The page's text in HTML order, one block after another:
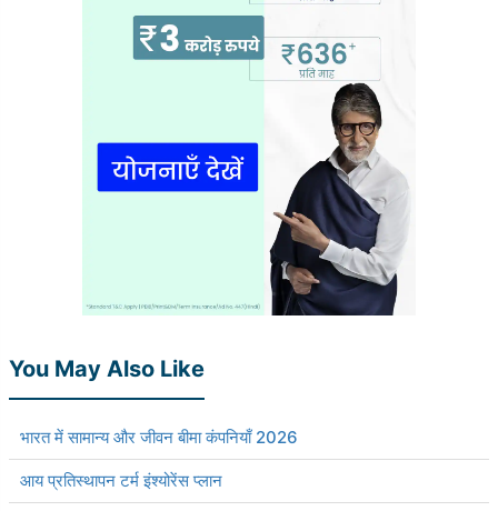
You May Also Like
भारत में सामान्य और जीवन बीमा कंपनियाँ 2026
आय प्रतिस्थापन टर्म इंश्योरेंस प्लान